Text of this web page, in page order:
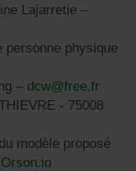
Lajarretie –
personne physique
– dcw@free.fr
- 75008
modèle proposé